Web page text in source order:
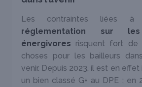
Les contraintes liées
réglementation sur
énergivores risquent fort de
choses pour les bailleurs
venir. Depuis 2023, il est en
un bien classé G+ au DPE ; en